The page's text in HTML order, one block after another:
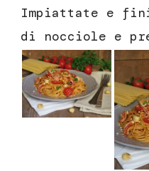
Impiattate e
di nocciole e